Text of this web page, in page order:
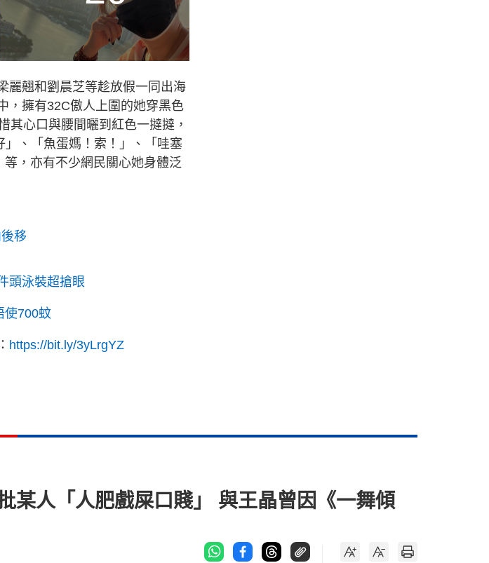
麗翹和劉晨芝等趁放假一同出海
，擁有32C傲人上圍的她穿黑色
其心口與腰間曬到紅色一撻撻，
、「魚蛋媽！索！」、「哇塞
，亦有不少網民關心她身體泛
移
頭泳裝超搶眼
使700蚊
https://bit.ly/3yLrgYZ
某人「人肥戲屎口賤」 與王晶曾因《一舞傾